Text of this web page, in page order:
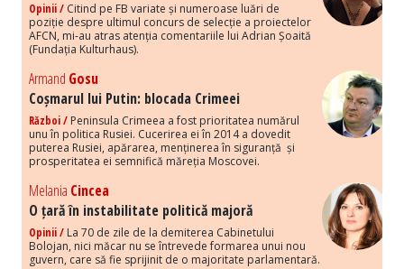
Opinii / Citind pe FB variate și numeroase luări de
poziție despre ultimul concurs de selecție a proiectelor
AFCN, mi-au atras atenția comentariile lui Adrian Șoaită
(Fundația Kulturhaus).
Armand Gosu
Coșmarul lui Putin: blocada Crimeei
Război / Peninsula Crimeea a fost prioritatea numărul
unu în politica Rusiei. Cucerirea ei în 2014 a dovedit
puterea Rusiei, apărarea, menținerea în siguranță și
prosperitatea ei semnifică măreția Moscovei.
Melania Cincea
O țară în instabilitate politică majoră
Opinii / La 70 de zile de la demiterea Cabinetului
Bolojan, nici măcar nu se întrevede formarea unui nou
guvern, care să fie sprijinit de o majoritate parlamentară.